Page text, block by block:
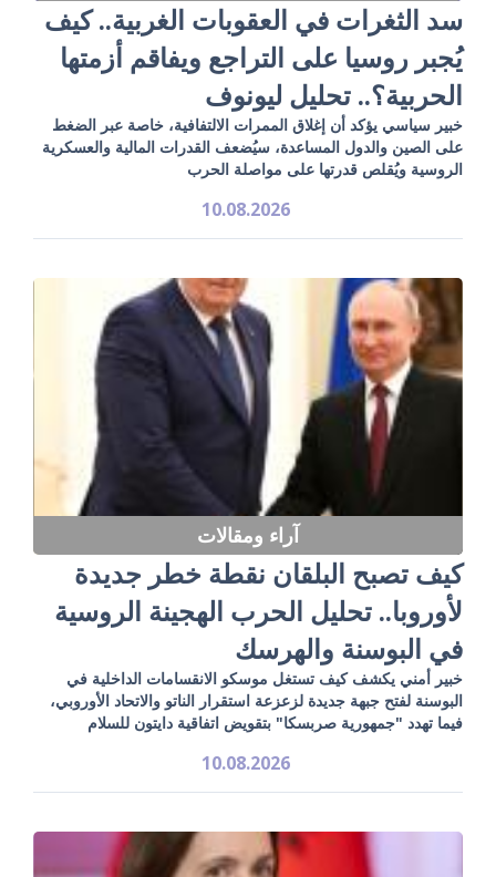
سد الثغرات في العقوبات الغربية.. كيف
يُجبر روسيا على التراجع ويفاقم أزمتها
الحربية؟.. تحليل ليونوف
خبير سياسي يؤكد أن إغلاق الممرات الالتفافية، خاصة عبر الضغط
على الصين والدول المساعدة، سيُضعف القدرات المالية والعسكرية
الروسية ويُقلص قدرتها على مواصلة الحرب
10.08.2026
آراء ومقالات
كيف تصبح البلقان نقطة خطر جديدة
لأوروبا.. تحليل الحرب الهجينة الروسية
في البوسنة والهرسك
خبير أمني يكشف كيف تستغل موسكو الانقسامات الداخلية في
البوسنة لفتح جبهة جديدة لزعزعة استقرار الناتو والاتحاد الأوروبي،
فيما تهدد "جمهورية صربسكا" بتقويض اتفاقية دايتون للسلام
10.08.2026